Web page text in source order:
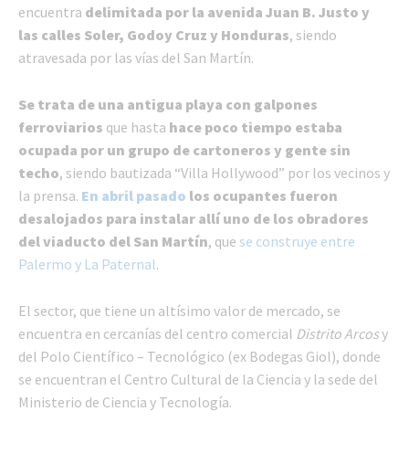
encuentra delimitada por la avenida Juan B. Justo y
las calles Soler, Godoy Cruz y Honduras, siendo
atravesada por las vías del San Martín.
Se trata de una antigua playa con galpones
ferroviarios que hasta hace poco tiempo estaba
ocupada por un grupo de cartoneros y gente sin
techo, siendo bautizada “Villa Hollywood” por los vecinos y
la prensa. En abril pasado los ocupantes fueron
desalojados para instalar allí uno de los obradores
del viaducto del San Martín, que se construye entre
Palermo y La Paternal.
El sector, que tiene un altísimo valor de mercado, se
encuentra en cercanías del centro comercial Distrito Arcosy
del Polo Científico – Tecnológico (ex Bodegas Giol), donde
se encuentran el Centro Cultural de la Ciencia y la sede del
Ministerio de Ciencia y Tecnología.